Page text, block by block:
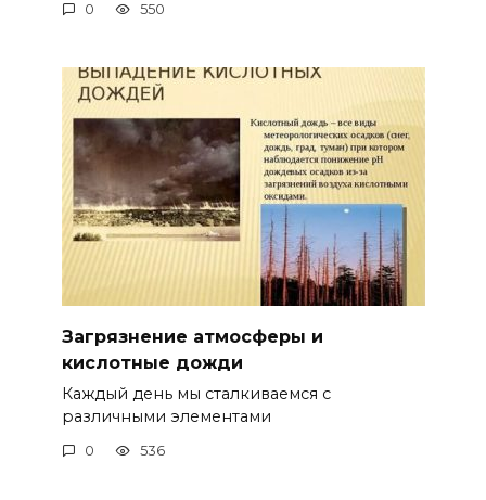
0 550
Загрязнение атмосферы и
кислотные дожди
Каждый день мы сталкиваемся с
различными элементами
0 536